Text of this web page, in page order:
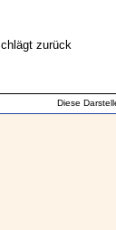
zurück
Diese